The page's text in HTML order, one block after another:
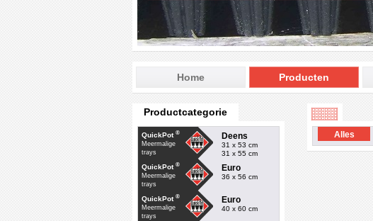
Home Producten
Productcategorie
QuickPot ®
Meermalige
trays
Deens
31 x 53 cm
31 x 55 cm
QuickPot ®
Meermalige
trays
Euro
36 x 56 cm
QuickPot ®
Meermalige
trays
Euro
40 x 60 cm
Alles